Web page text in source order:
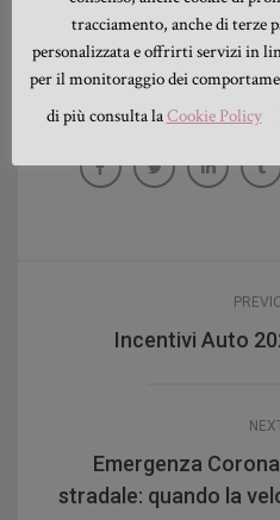
Henry Ford
SHARE
Incentivi Auto
Emergenza
stradale: quando la
tracciamento, anche di
personalizzata e offrirti servizi in
per il monitoraggio dei
di più consulta laCookie Policy